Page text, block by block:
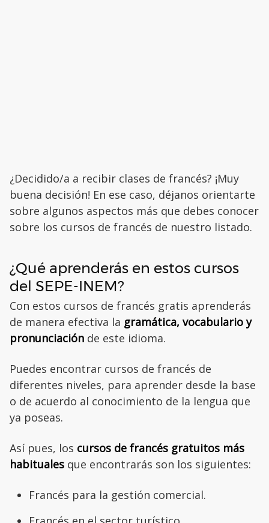
¿Decidido/a a recibir clases de francés? ¡Muy
buena decisión! En ese caso, déjanos orientarte
sobre algunos aspectos más que debes conocer
sobre los cursos de francés de nuestro listado.
¿Qué aprenderás en estos cursos
del SEPE-INEM?
Con estos cursos de francés gratis aprenderás
de manera efectiva la gramática, vocabulario y
pronunciación de este idioma.
Puedes encontrar cursos de francés de
diferentes niveles, para aprender desde la base
o de acuerdo al conocimiento de la lengua que
ya poseas.
Así pues, los cursos de francés gratuitos más
habituales que encontrarás son los siguientes:
Francés para la gestión comercial.